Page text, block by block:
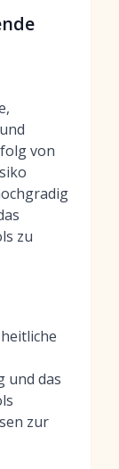
von
zu
und das
zur